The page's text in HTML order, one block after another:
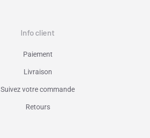
Info client
Paiement
Livraison
Suivez votre commande
Retours